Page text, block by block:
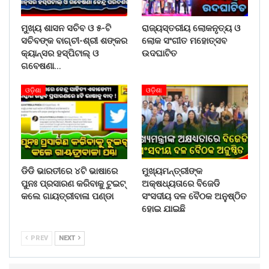
ମୁଖ୍ୟ ଶାସନ ସଚିବ ଓ ୫-ଟି
ସଚିବଙ୍କ ବାଗ୍‌ଚୀ-ଶ୍ରୀ ଶଙ୍କର
କ୍ୟାନ୍‌ସର ହସ୍‌ପିଟାଲ୍‌ ଓ
ଗବେଷଣା…
ରାଜ୍ୟସ୍ତରୀୟ ଲୋକନୃତ୍ୟ ଓ
ଲୋକ ସଂଗୀତ ମହୋତ୍ସବ
ଉଦଘାଟିତ
ଓଡ଼ିଶା
ଡିଡି ଭାରତୀରେ ୪ଟି ଭାଷାରେ
ପୁନଃ ପ୍ରସାରଣ କରିବାକୁ ଟୁଇଟ୍
କଲେ ଗାୟତ୍ରୀବାଳା ପଣ୍ଡା
ଓଡ଼ିଶା
ମୁଖ୍ୟମନ୍ତ୍ରୀଙ୍କ
ଅକ୍ଷଧ୍ୟତାରେ ବିଜେଡି
ସଂସଦୀୟ ଦଳ ବୈଠକ ଅନୁଷ୍ଠିତ
ହୋଇ ଯାଇଛି
PREV NEXT